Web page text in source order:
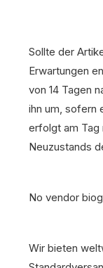
Sollte der
Erwartungen
von 14 Tagen
ihn um, sofern
erfolgt am Tag
Neuzustands
No vendor
Wir bieten